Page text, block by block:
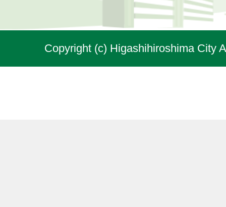
Copyright (c) Higashihiroshima City